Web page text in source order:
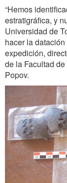
“Hemos
estratigráfica, y
Universidad de
hacer la
expedición,
de la Facultad
Popov.